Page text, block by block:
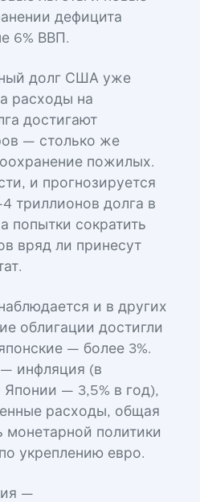
дефицита
6% ВВП.
долг США уже
расходы на
достигают
— столько же
пожилых.
и прогнозируется
триллионов долга в
попытки сократить
вряд ли принесут
и в других
облигации достигли
— более 3%.
инфляция (в
Японии — 3,5% в год),
расходы, общая
монетарной политики
укреплению евро.
—